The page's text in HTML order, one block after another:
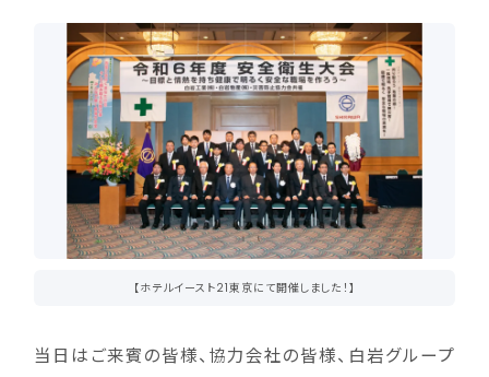
【ホテルイースト21東京にて開催しました！】
当日はご来賓の皆様、協力会社の皆様、白岩グループ